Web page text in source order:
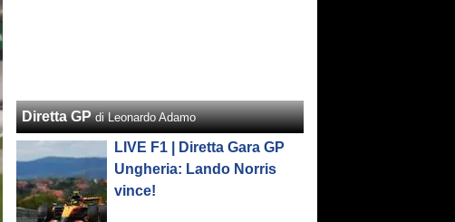
Diretta GP di Leonardo Adamo
LIVE F1 | Diretta Gara GP
Ungheria: Lando Norris
vince!